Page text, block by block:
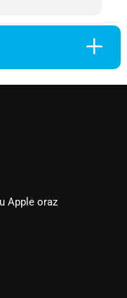
L
Apple oraz